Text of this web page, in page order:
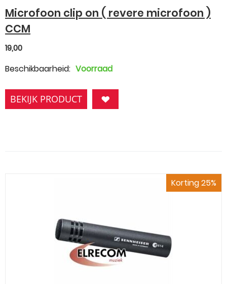
Microfoon clip on ( revere microfoon )
CCM
19,00
Beschikbaarheid: Voorraad
BEKIJK PRODUCT
Korting 25%